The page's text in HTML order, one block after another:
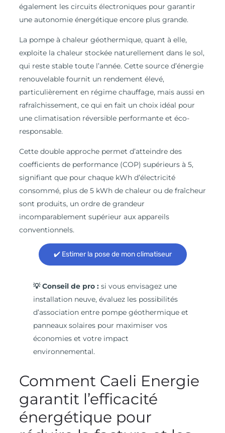
également les circuits électroniques pour garantir
une autonomie énergétique encore plus grande.
La pompe à chaleur géothermique, quant à elle,
exploite la chaleur stockée naturellement dans le sol,
qui reste stable toute l’année. Cette source d’énergie
renouvelable fournit un rendement élevé,
particulièrement en régime chauffage, mais aussi en
rafraîchissement, ce qui en fait un choix idéal pour
une climatisation réversible performante et éco-
responsable.
Cette double approche permet d’atteindre des
coefficients de performance (COP) supérieurs à 5,
signifiant que pour chaque kWh d’électricité
consommé, plus de 5 kWh de chaleur ou de fraîcheur
sont produits, un ordre de grandeur
incomparablement supérieur aux appareils
conventionnels.
✔️ Estimer la pose de mon climatiseur
💡 Conseil de pro : si vous envisagez une
installation neuve, évaluez les possibilités
d’association entre pompe géothermique et
panneaux solaires pour maximiser vos
économies et votre impact
environnemental.
Comment Caeli Energie
garantit l’efficacité
énergétique pour